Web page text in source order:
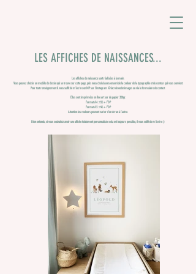
LES AFFICHES DE NAISSANCES...
Les affiches de naissance sont réalisées à la main.
Vous pouvez choisir un modèle de dessin qui se trouve sur cette page, puis nous choisissons ensemble la couleur de la typographie et du contour qui vous convient.
Pour tout renseignement il vous suffit de m’écrire en MP sur l'instagram @lacroiseedesimages ou via le formulaire de contact.
Elles sont imprimées en fine art sur du papier 300gr.
Format A4 : 15€ + FDP
Format A3 : 19€ + FDP
Attention les couleurs peuvent varier d’un écran à l’autre.
Bien entendu, si vous souhaitez avoir une affiche totalement personnalisée cela est toujours possible, il vous suffit de m'écrire :)